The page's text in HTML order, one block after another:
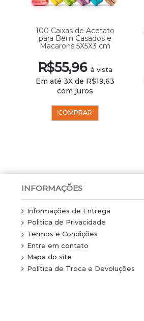
100 Caixas de Acetato
para Bem Casados e
Macarons 5X5X3 cm
R$55,96 à vista
Em até 3X de R$19,63
com juros
COMPRAR
INFORMAÇÕES
Informações de Entrega
Politica de Privacidade
Termos e Condições
Entre em contato
Mapa do site
Política de Troca e Devoluções